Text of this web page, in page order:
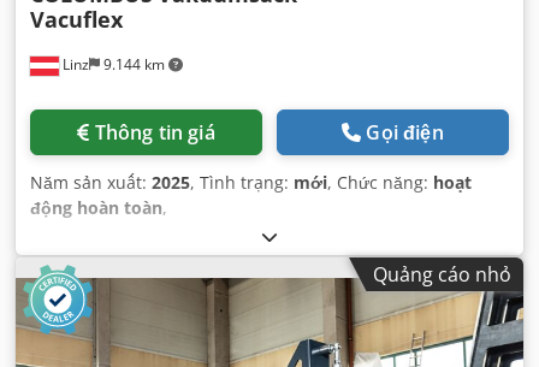
Linz 9.144 km
Vacuflex
Thông tin giá Gọi điện
Năm sản xuất: 2025, Tình trạng: mới, Chức năng: hoạt
động hoàn toàn,
Quảng cáo nhỏ